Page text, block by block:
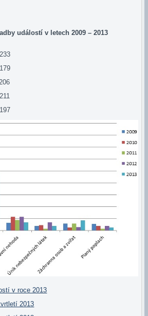
událostí v letech 2009 – 2013
v roce 2013
2013